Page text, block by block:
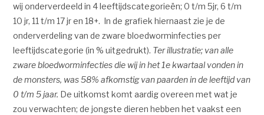
wij onderverdeeld in 4 leeftijdscategorieën; 0 t/m 5jr, 6 t/m
10 jr, 11 t/m 17 jr en 18+. In de grafiek hiernaast zie je de
onderverdeling van de zware bloedworminfecties per
leeftijdscategorie (in % uitgedrukt). Ter illustratie; van alle
zware bloedworminfecties die wij in het 1e kwartaal vonden in
de monsters, was 58% afkomstig van paarden in de leeftijd van
0 t/m 5 jaar. De uitkomst komt aardig overeen met wat je
zou verwachten; de jongste dieren hebben het vaakst een